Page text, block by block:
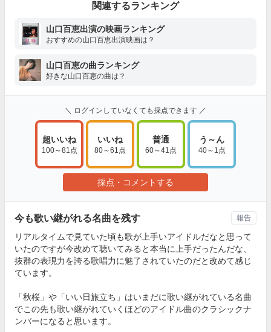
関連するランキング
山口百恵出演の映画ランキング
おすすめの山口百恵出演映画は？
山口百恵の曲ランキング
好きな山口百恵の曲は？
＼ ログインしていなくても採点できます ／
超いいね
100～81点
いいね
80～61点
普通
60～41点
う～ん
40～1点
採点・コメントする
今も歌い継がれる名曲を残す
リアルタイムで見ていた頃も歌が上手いアイドルだなと思って
いたのですが今改めて聴いてみると本当に上手だったんだな、
抜群の表現力を誇る歌唱力に魅了されていたのだと改めて感じ
ています。
「秋桜」や「いい日旅立ち」はいまだに歌い継がれている名曲
でこの先も歌い継がれていくほどのアイドル曲のクラシックナ
ンバーになると思います。
報告